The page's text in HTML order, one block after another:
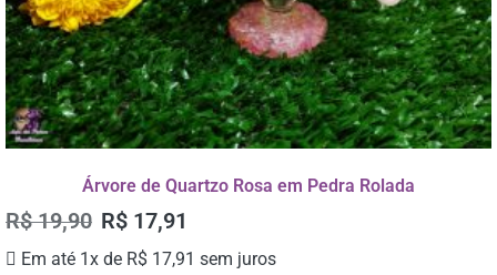
Árvore de Quartzo Rosa em Pedra Rolada
R$19,90 R$ 17,91
Em até 1x de R$ 17,91 sem juros